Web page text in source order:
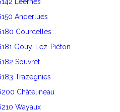
Leernes
Anderlues
Courcelles
Gouy-Lez-Piéton
Souvret
Trazegnies
Châtelineau
Wayaux